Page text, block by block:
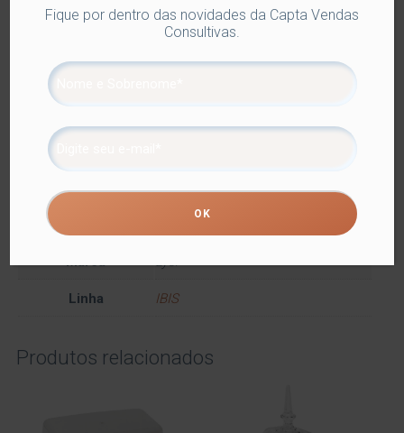
Informação adicional
Dimensões 40 × 40 × 8 cm
Marca Lyor
Linha IBIS
Produtos relacionados
Fique por dentro das novidades da Capta Vendas
Consultivas.